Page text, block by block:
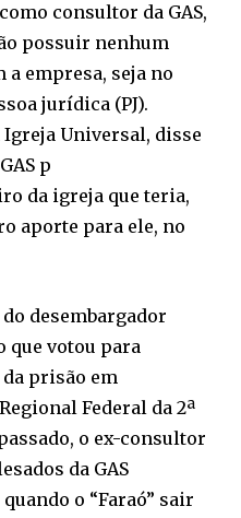
consultor da GAS,
possuir nenhum
empresa, seja no
jurídica (PJ).
Igreja Universal, disse
p
da igreja que teria,
aporte para ele, no
desembargador
que votou para
prisão em
Federal da 2ª
o ex-consultor
da GAS
o “Faraó” sair